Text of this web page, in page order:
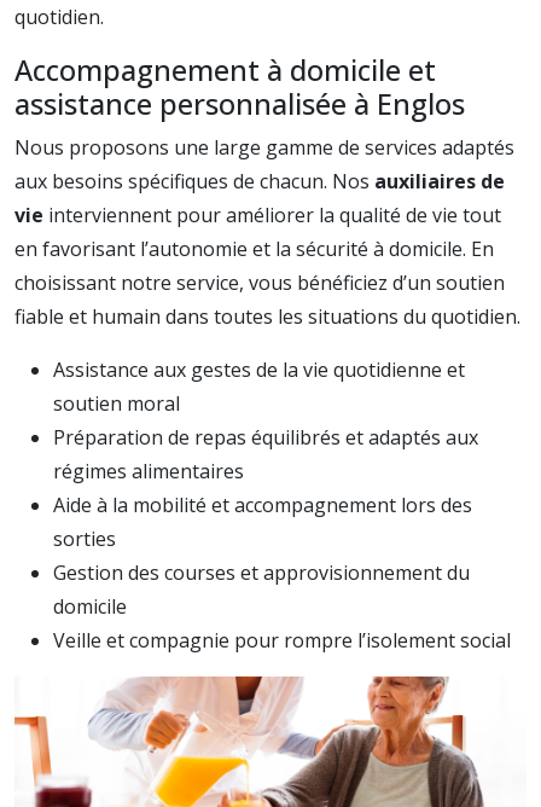
quotidien.
Accompagnement à domicile et
assistance personnalisée à Englos
Nous proposons une large gamme de services adaptés
aux besoins spécifiques de chacun. Nos auxiliaires de
vie interviennent pour améliorer la qualité de vie tout
en favorisant l’autonomie et la sécurité à domicile. En
choisissant notre service, vous bénéficiez d’un soutien
fiable et humain dans toutes les situations du quotidien.
Assistance aux gestes de la vie quotidienne et
soutien moral
Préparation de repas équilibrés et adaptés aux
régimes alimentaires
Aide à la mobilité et accompagnement lors des
sorties
Gestion des courses et approvisionnement du
domicile
Veille et compagnie pour rompre l’isolement social